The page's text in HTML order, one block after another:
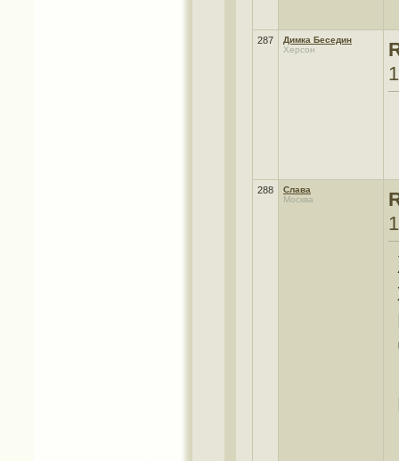
287
Димка Беседин
Херсон
288
Слава
Москва